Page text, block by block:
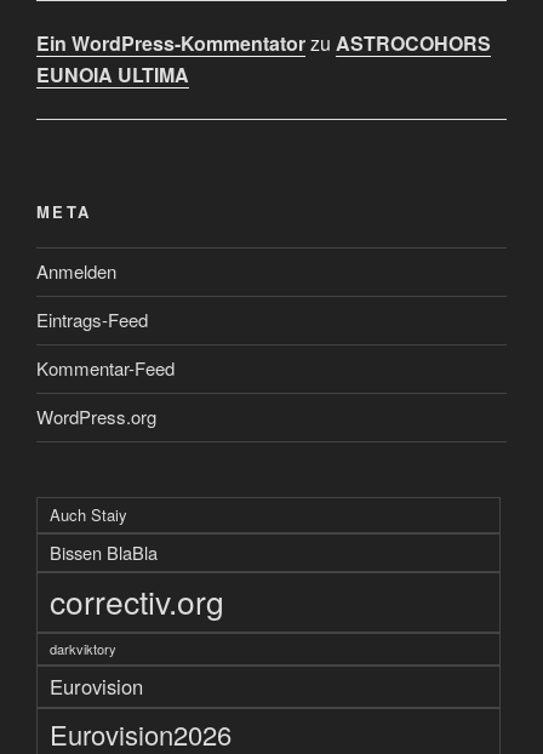
Ein WordPress-Kommentatorzu ASTROCOHORS
EUNOIA ULTIMA
META
Anmelden
Eintrags-Feed
Kommentar-Feed
WordPress.org
Auch Staiy
Bissen BlaBla
correctiv.org
darkviktory
Eurovision
Eurovision2026